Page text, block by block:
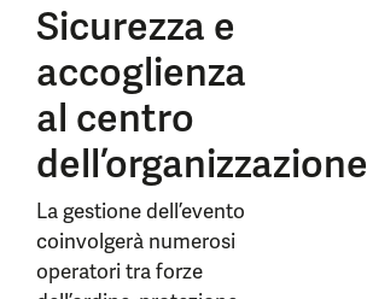
Sicurezza e
accoglienza
al centro
dell’organizzazione
La gestione dell’evento
coinvolgerà numerosi
operatori tra forze